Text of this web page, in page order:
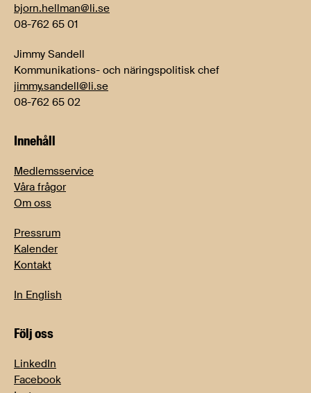
bjorn.hellman@li.se
08-762 65 01
Jimmy Sandell
Kommunikations- och näringspolitisk chef
jimmy.sandell@li.se
08-762 65 02
Innehåll
Medlemsservice
Våra frågor
Om oss
Pressrum
Kalender
Kontakt
In English
Följ oss
LinkedIn
Facebook